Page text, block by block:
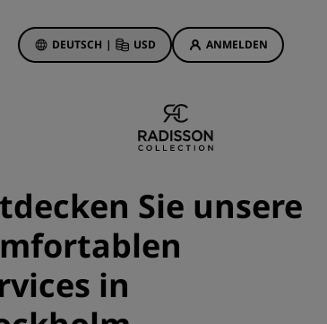
DEUTSCH | USD ANMELDEN
Hotelangebote
Bonus für die erste Buchung
Deals of the Day
Im Voraus buchen
Unsere Angebote anzeigen
Sie unsere
in